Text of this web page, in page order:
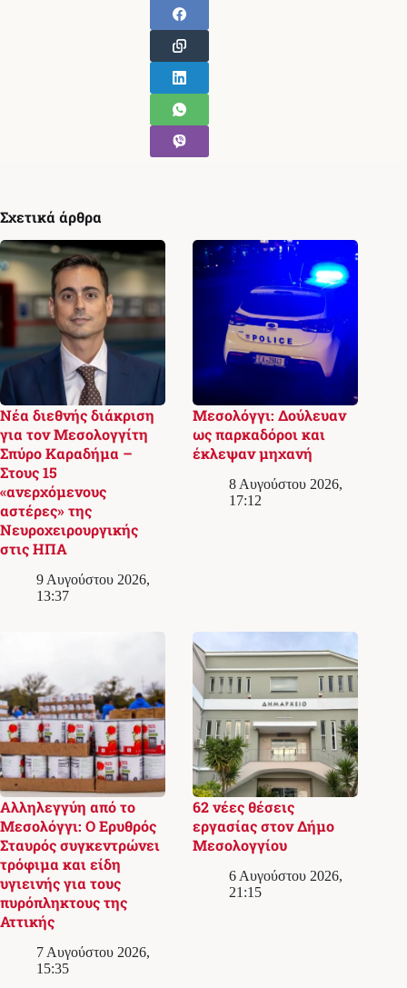
Σχετικά άρθρα
Νέα διεθνής διάκριση
για τον Μεσολογγίτη
Σπύρο Καραδήμα –
Στους 15
«ανερχόμενους
αστέρες» της
Νευροχειρουργικής
στις ΗΠΑ
9 Αυγούστου 2026,
13:37
Μεσολόγγι: Δούλευαν
ως παρκαδόροι και
έκλεψαν μηχανή
8 Αυγούστου 2026,
17:12
Αλληλεγγύη από το
Μεσολόγγι: Ο Ερυθρός
Σταυρός συγκεντρώνει
τρόφιμα και είδη
υγιεινής για τους
πυρόπληκτους της
Αττικής
7 Αυγούστου 2026,
15:35
62 νέες θέσεις
εργασίας στον Δήμο
Μεσολογγίου
6 Αυγούστου 2026,
21:15